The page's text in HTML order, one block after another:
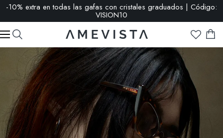
-10% extra en todas las gafas con cristales graduados | Código:
VISION10